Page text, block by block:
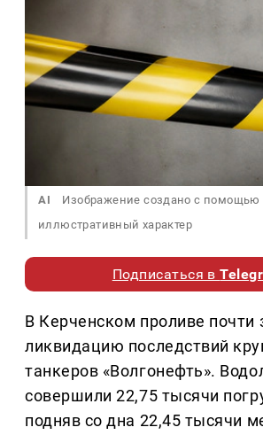
AI
Изображение создано с помощью
иллюстративный характер
Подписаться в
В Керченском проливе почти
ликвидацию последствий
танкеров «Волгонефть».
совершили 22,75 тысячи
подняв со дна 22,45 тысячи